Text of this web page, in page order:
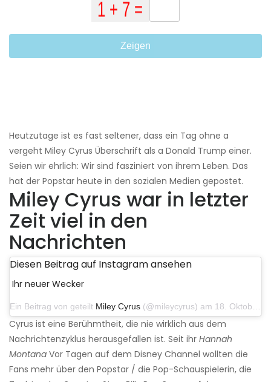
Zeigen
Heutzutage ist es fast seltener, dass ein Tag ohne a
vergeht Miley Cyrus Überschrift als a Donald Trump einer.
Seien wir ehrlich: Wir sind fasziniert von ihrem Leben. Das
hat der Popstar heute in den sozialen Medien gepostet.
Miley Cyrus war in letzter
Zeit viel in den
Nachrichten
Diesen Beitrag auf Instagram ansehen
Ihr neuer Wecker
Ein Beitrag von geteilt Miley Cyrus (@mileycyrus) am 18. Oktober 2019 um 19:03 Uhr PDT
Cyrus ist eine Berühmtheit, die nie wirklich aus dem
Nachrichtenzyklus herausgefallen ist. Seit ihr Hannah
Montana Vor Tagen auf dem Disney Channel wollten die
Fans mehr über den Popstar / die Pop-Schauspielerin, die